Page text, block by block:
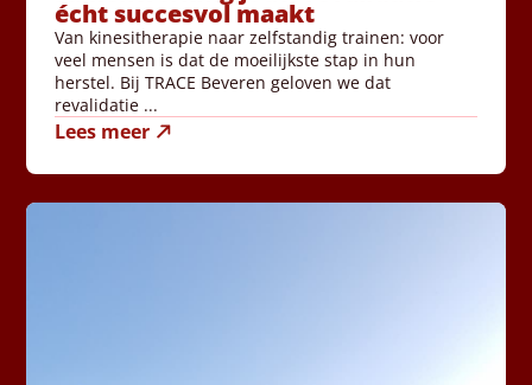
écht succesvol maakt
Van kinesitherapie naar zelfstandig trainen: voor
veel mensen is dat de moeilijkste stap in hun
herstel. Bij TRACE Beveren geloven we dat
revalidatie ...
Lees meer